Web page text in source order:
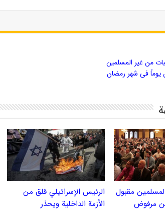
من غیر المسلمین
یوماً فی شهر رمضان
مقبول
مرفوض
الرئيس الإسرائيلي قلق من
الأزمة الداخلية ويحذر